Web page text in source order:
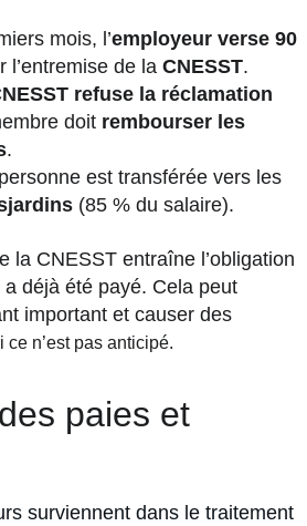
mois, l’employeur verse 90
l’entremise de la CNESST.
refuse la réclamation
doit rembourser les
.
est transférée vers les
(85 % du salaire).
la CNESST entraîne l’obligation
déjà été payé. Cela peut
important et causer des
ce n’est pas anticipé.
paies et
surviennent dans le traitement